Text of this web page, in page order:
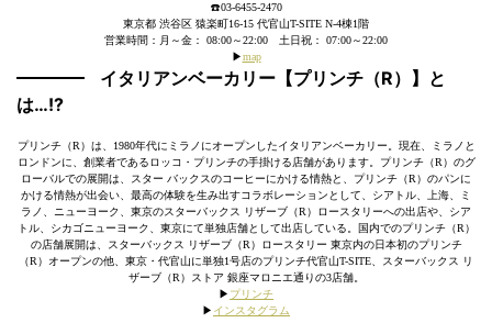
☎️03-6455-2470
東京都 渋谷区 猿楽町16-15 代官山T-SITE N-4棟1階
営業時間：月～金： 08:00～22:00 土日祝： 07:00～22:00
▶︎map
イタリアンベーカリー【プリンチ（R）】と
は…!?
プリンチ（R）は、1980年代にミラノにオープンしたイタリアンベーカリー。現在、ミラノと
ロンドンに、創業者であるロッコ・プリンチの手掛ける店舗があります。プリンチ（R）のグ
ローバルでの展開は、スター バックスのコーヒーにかける情熱と、プリンチ（R）のパンに
かける情熱が出会い、最高の体験を生み出すコラボレーションとして、シアトル、上海、ミ
ラノ、ニューヨーク、東京のスターバックス リザーブ（R）ロースタリーへの出店や、シア
トル、シカゴニューヨーク、東京にて単独店舗として出店している。国内でのプリンチ（R）
の店舗展開は、スターバックス リザーブ（R）ロースタリー 東京内の日本初のプリンチ
（R）オープンの他、東京・代官山に単独1号店のプリンチ代官山T-SITE、スターバックス リ
ザーブ（R）ストア 銀座マロニエ通りの3店舗。
▶︎ プリンチ
▶︎ インスタグラム